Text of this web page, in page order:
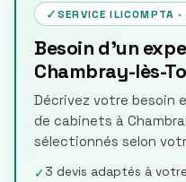
✓ SERVICE ILICOMPTA
Besoin d'un
Chambray-lès-
Décrivez votre besoin
de cabinets à
sélectionnés selon
✓3 devis adaptés à